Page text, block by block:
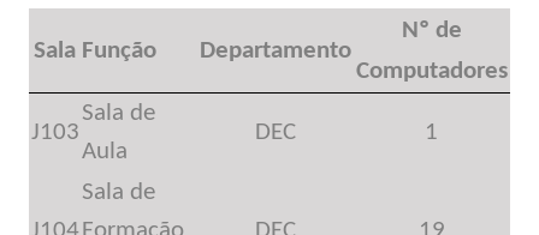
Sala Função Departamento
Nº de
Computadores
J103
Sala de
Aula
DEC 1
Sala de